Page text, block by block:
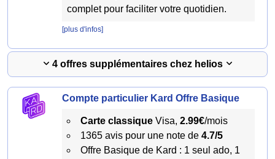
complet pour faciliter votre quotidien.
[plus d'infos]
4 offres supplémentaires chez helios
Compte particulier Kard Offre Basique
Carte classiqueVisa, 2.99€/mois
1365 avis pour une note de 4.7/5
Offre Basique de Kard : 1 seul ado, 1